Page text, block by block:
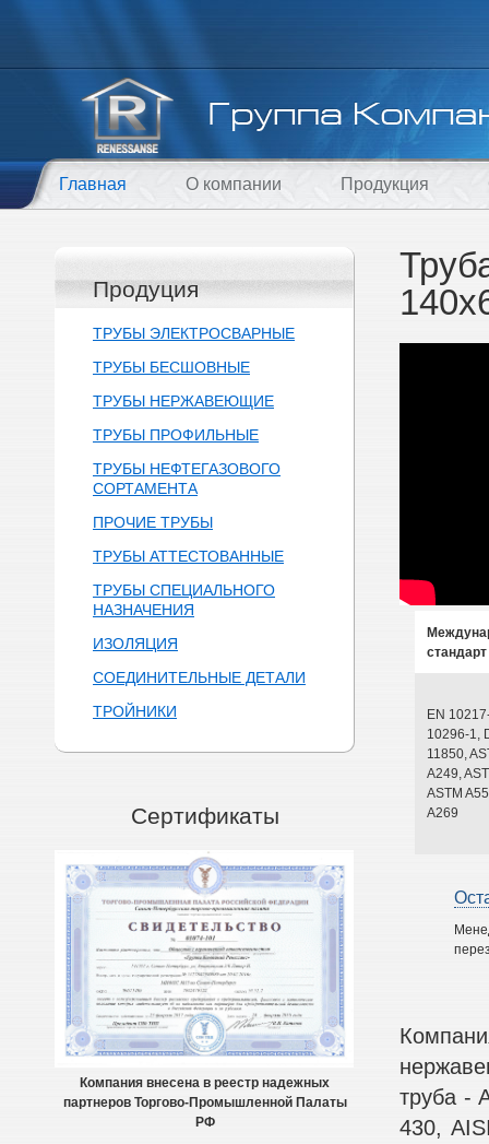
Главная О компании Продукция
Продуция
ТРУБЫ ЭЛЕКТРОСВАРНЫЕ
ТРУБЫ БЕСШОВНЫЕ
ТРУБЫ НЕРЖАВЕЮЩИЕ
ТРУБЫ ПРОФИЛЬНЫЕ
ТРУБЫ НЕФТЕГАЗОВОГО
СОРТАМЕНТА
ПРОЧИЕ ТРУБЫ
ТРУБЫ АТТЕСТОВАННЫЕ
ТРУБЫ СПЕЦИАЛЬНОГО
НАЗНАЧЕНИЯ
ИЗОЛЯЦИЯ
СОЕДИНИТЕЛЬНЫЕ ДЕТАЛИ
ТРОЙНИКИ
Сертификаты
Компания внесена в реестр надежных
партнеров Торгово-Промышленной Палаты
РФ
стандарт
EN
10296-1,
11850,
A249,
ASTM
A269
труба -
430,